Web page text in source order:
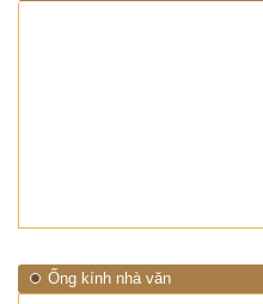
Ống kính nhà văn